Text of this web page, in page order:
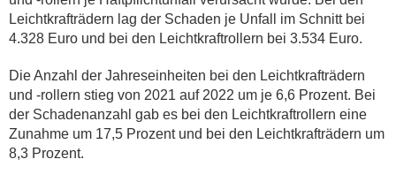
Leichtkrafträdern lag der Schaden je Unfall im Schnitt bei
4.328 Euro und bei den Leichtkraftrollern bei 3.534 Euro.
Die Anzahl der Jahreseinheiten bei den Leichtkrafträdern
und -rollern stieg von 2021 auf 2022 um je 6,6 Prozent. Bei
der Schadenanzahl gab es bei den Leichtkraftrollern eine
Zunahme um 17,5 Prozent und bei den Leichtkrafträdern um
8,3 Prozent.